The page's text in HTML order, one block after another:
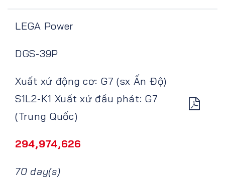
LEGA Power
DGS-39P
Xuất xứ động cơ: G7 (sx Ấn Độ)
S1L2-K1 Xuất xứ đầu phát: G7
(Trung Quốc)
294,974,626
70 day(s)